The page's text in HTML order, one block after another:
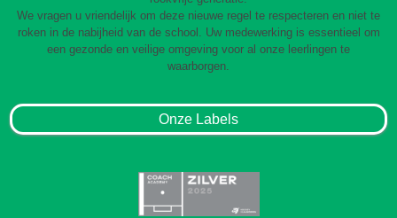
We vragen u vriendelijk om deze nieuwe regel te respecteren en niet te
roken in de nabijheid van de school. Uw medewerking is essentieel om
een gezonde en veilige omgeving voor al onze leerlingen te
waarborgen.
Onze Labels